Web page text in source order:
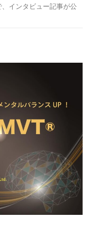
、インタビュー記事が公